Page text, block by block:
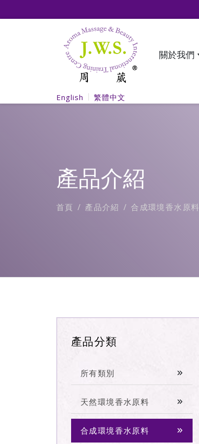
關於我們
English 繁體中文
產品介紹
首頁 產品介紹 合成環境香水原料
產品分類
所有類別
天然環境香水原料
合成環境香水原料